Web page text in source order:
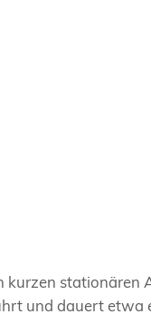
und dauert etwa